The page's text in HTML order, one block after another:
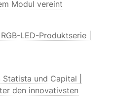
Modul vereint
LED-Produktserie |
und Capital |
den innovativsten